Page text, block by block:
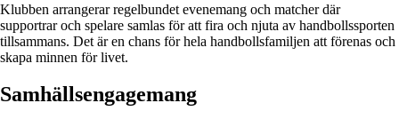
Klubben arrangerar regelbundet evenemang och matcher där
supportrar och spelare samlas för att fira och njuta av handbollssporten
tillsammans. Det är en chans för hela handbollsfamiljen att förenas och
skapa minnen för livet.
Samhällsengagemang